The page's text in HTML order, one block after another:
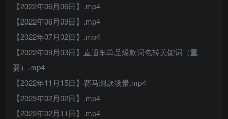
【2022年06月06日】.mp4
【2022年06月09日】.mp4
【2022年07月02日】.mp4
【2022年09月03日】直通车单品爆款词包转关键词（重
要）.mp4
【2022年11月15日】赛马测款场景.mp4
【2023年02月02日】.mp4
【2023年02月11日】.mp4